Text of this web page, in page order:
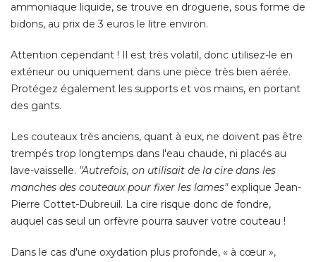
ammoniaque liquide, se trouve en droguerie, sous forme de
bidons, au prix de 3 euros le litre environ.
Attention cependant ! Il est très volatil, donc utilisez-le en
extérieur ou uniquement dans une pièce très bien aérée.
Protégez également les supports et vos mains, en portant
des gants.
Les couteaux très anciens, quant à eux, ne doivent pas être
trempés trop longtemps dans l'eau chaude, ni placés au
lave-vaisselle. "Autrefois, on utilisait de la cire dans les
manches des couteaux pour fixer les lames" explique Jean-
Pierre Cottet-Dubreuil. La cire risque donc de fondre,
auquel cas seul un orfèvre pourra sauver votre couteau !
Dans le cas d'une oxydation plus profonde, « à cœur »,